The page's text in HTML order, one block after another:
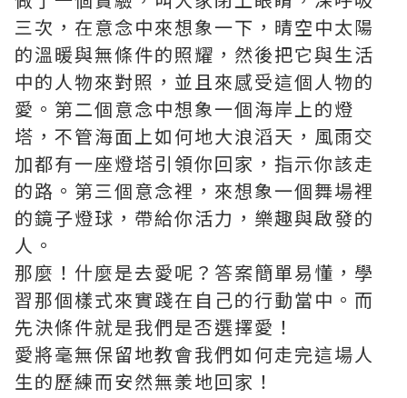
三次，在意念中來想象一下，晴空中太陽
的溫暖與無條件的照耀，然後把它與生活
中的人物來對照，並且來感受這個人物的
愛。第二個意念中想象一個海岸上的燈
塔，不管海面上如何地大浪滔天，風雨交
加都有一座燈塔引領你回家，指示你該走
的路。第三個意念裡，來想象一個舞場裡
的鏡子燈球，帶給你活力，樂趣與啟發的
人。
那麼！什麼是去愛呢？答案簡單易懂，學
習那個樣式來實踐在自己的行動當中。而
先決條件就是我們是否選擇愛！
愛將毫無保留地教會我們如何走完這場人
生的歷練而安然無羕地回家！